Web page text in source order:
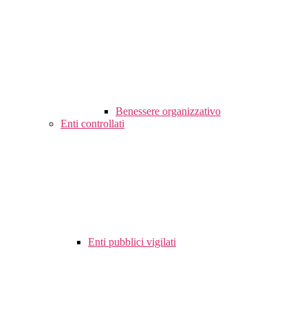
Benessere organizzativo
Enti controllati
Enti pubblici vigilati